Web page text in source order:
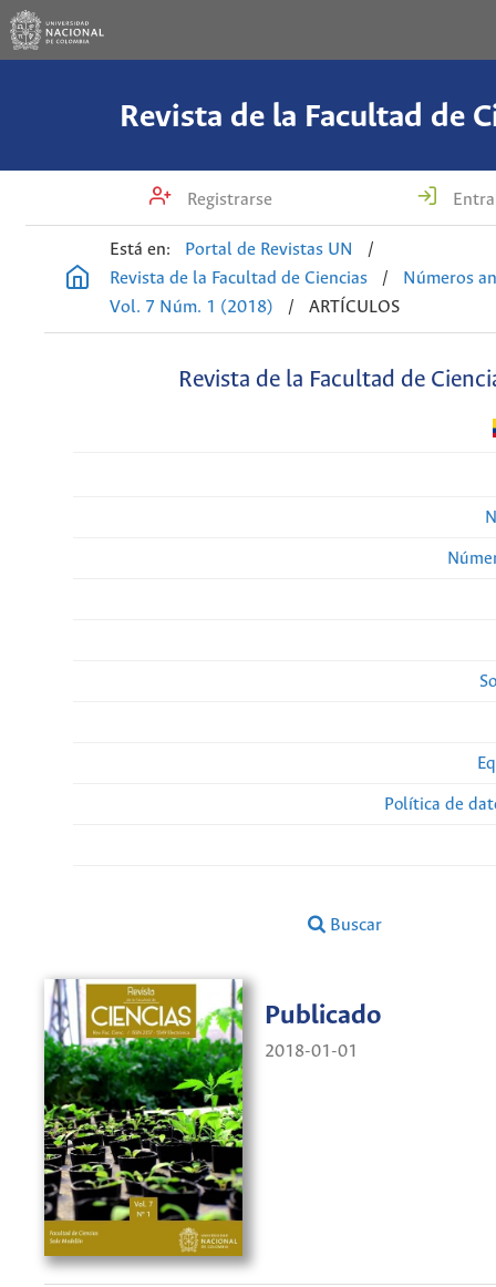
Revista de la Facultad de
Registrarse
Está en: Portal de Revistas UN
/
Revista de la Facultad de Ciencias
/
Números
Vol. 7 Núm. 1 (2018)
/ ARTÍCULOS
Revista de la Facultad de
Política de
Buscar
Publicado
2018-01-01